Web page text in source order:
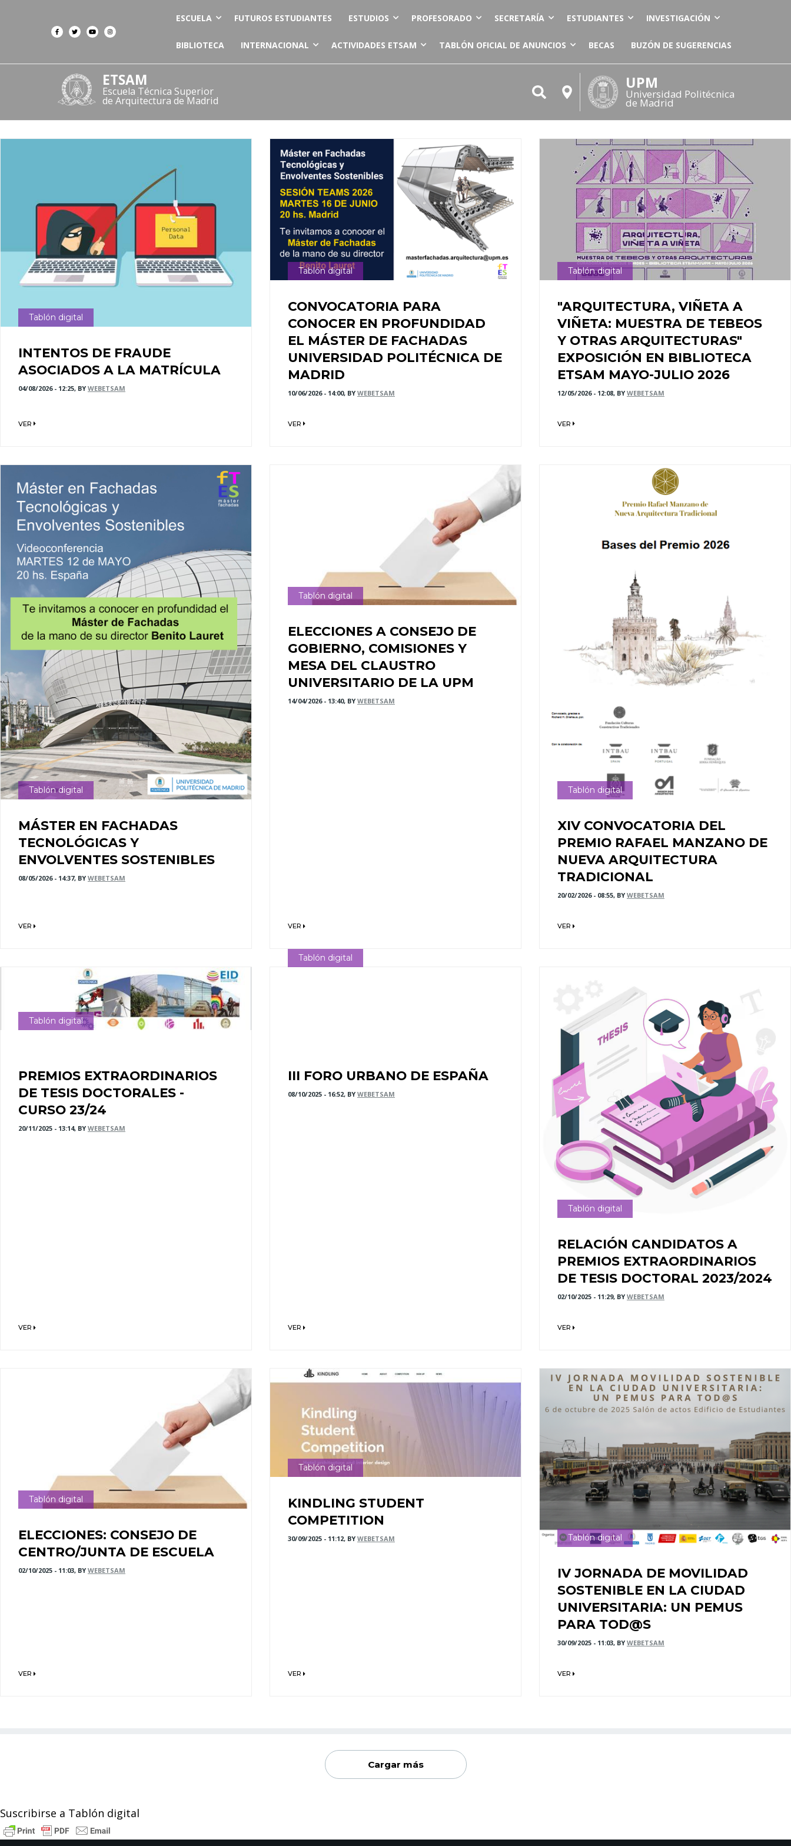
ESCUELA FUTUROS ESTUDIANTES ESTUDIOS PROFESORADO SECRETARÍA ESTUDIANTES INVESTIGACIÓN
BIBLIOTECA INTERNACIONAL ACTIVIDADES ETSAM TABLÓN OFICIAL DE ANUNCIOS BECAS BUZÓN DE SUGERENCIAS
ETSAM
Escuela Técnica Superior
de Arquitectura de Madrid
UPM
Universidad Politécnica
de Madrid
Tablón digital
INTENTOS DE FRAUDE
ASOCIADOS A LA MATRÍCULA
04/08/2026 - 12:25, BY WEBETSAM
VER
Tablón digital
CONVOCATORIA PARA
CONOCER EN PROFUNDIDAD
EL MÁSTER DE FACHADAS
UNIVERSIDAD POLITÉCNICA DE
MADRID
10/06/2026 - 14:00, BY WEBETSAM
VER
Tablón digital
"ARQUITECTURA, VIÑETA A
VIÑETA: MUESTRA DE TEBEOS
Y OTRAS ARQUITECTURAS"
EXPOSICIÓN EN BIBLIOTECA
ETSAM MAYO-JULIO 2026
12/05/2026 - 12:08, BY WEBETSAM
VER
Tablón digital
MÁSTER EN FACHADAS
TECNOLÓGICAS Y
ENVOLVENTES SOSTENIBLES
08/05/2026 - 14:37, BY WEBETSAM
VER
Tablón digital
ELECCIONES A CONSEJO DE
GOBIERNO, COMISIONES Y
MESA DEL CLAUSTRO
UNIVERSITARIO DE LA UPM
14/04/2026 - 13:40, BY WEBETSAM
VER
Tablón digital
XIV CONVOCATORIA DEL
PREMIO RAFAEL MANZANO DE
NUEVA ARQUITECTURA
TRADICIONAL
20/02/2026 - 08:55, BY WEBETSAM
VER
Tablón digital
PREMIOS EXTRAORDINARIOS
DE TESIS DOCTORALES -
CURSO 23/24
20/11/2025 - 13:14, BY WEBETSAM
VER
Tablón digital
III FORO URBANO DE ESPAÑA
08/10/2025 - 16:52, BY WEBETSAM
VER
Tablón digital
RELACIÓN CANDIDATOS A
PREMIOS EXTRAORDINARIOS
DE TESIS DOCTORAL 2023/2024
02/10/2025 - 11:29, BY WEBETSAM
VER
Tablón digital
ELECCIONES: CONSEJO DE
CENTRO/JUNTA DE ESCUELA
02/10/2025 - 11:03, BY WEBETSAM
VER
Tablón digital
KINDLING STUDENT
COMPETITION
30/09/2025 - 11:12, BY WEBETSAM
VER
Tablón digital
IV JORNADA DE MOVILIDAD
SOSTENIBLE EN LA CIUDAD
UNIVERSITARIA: UN PEMUS
PARA TOD@S
30/09/2025 - 11:03, BY WEBETSAM
VER
Cargar más
Suscribirse a Tablón digital